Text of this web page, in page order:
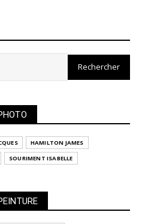
HAMILTON JAMES
SOURIMENT ISABELLE